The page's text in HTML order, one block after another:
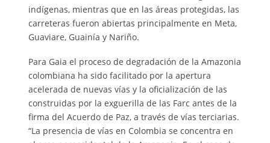
indígenas, mientras que en las áreas protegidas, las
carreteras fueron abiertas principalmente en Meta,
Guaviare, Guainía y Nariño.
Para Gaia el proceso de degradación de la Amazonia
colombiana ha sido facilitado por la apertura
acelerada de nuevas vías y la oficialización de las
construidas por la exguerilla de las Farc antes de la
firma del Acuerdo de Paz, a través de vías terciarias.
“La presencia de vías en Colombia se concentra en